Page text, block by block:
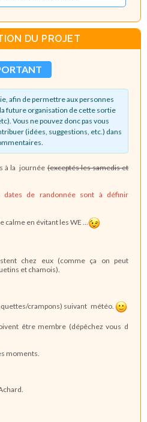
DU PROJET
afin de permettre aux personnes
future organisation de cette sortie
Vous ne pouvez donc pas vous
(idées, suggestions, etc.) dans
à la journée(exceptés les samedis et
de randonnée sont à définir
en évitant les WE ...
chez eux (comme ça on peut
et chamois).
crampons) suivant météo.
être membre (dépêchez vous d
moments.